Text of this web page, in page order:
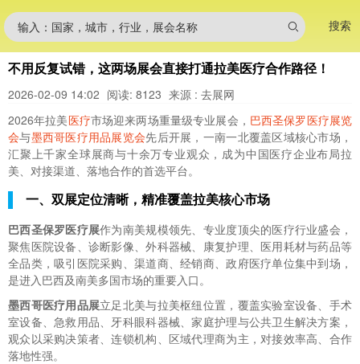
输入：国家，城市，行业，展会名称 搜索
不用反复试错，这两场展会直接打通拉美医疗合作路径！
2026-02-09 14:02 阅读: 8123 来源 : 去展网
2026年拉美医疗市场迎来两场重量级专业展会， 巴西圣保罗医疗展览
会与墨西哥医疗用品展览会先后开展，一南一北覆盖区域核心市场，
汇聚上千家全球展商与十余万专业观众，成为中国医疗企业布局拉
美、对接渠道、落地合作的首选平台。
一、双展定位清晰，精准覆盖拉美核心市场
巴西圣保罗医疗展作为南美规模领先、专业度顶尖的医疗行业盛会，
聚焦医院设备、诊断影像、外科器械、康复护理、医用耗材与药品等
全品类，吸引医院采购、渠道商、经销商、政府医疗单位集中到场，
是进入巴西及南美多国市场的重要入口。
墨西哥医疗用品展立足北美与拉美枢纽位置，覆盖实验室设备、手术
室设备、急救用品、牙科眼科器械、家庭护理与公共卫生解决方案，
观众以采购决策者、连锁机构、区域代理商为主，对接效率高、合作
落地性强。